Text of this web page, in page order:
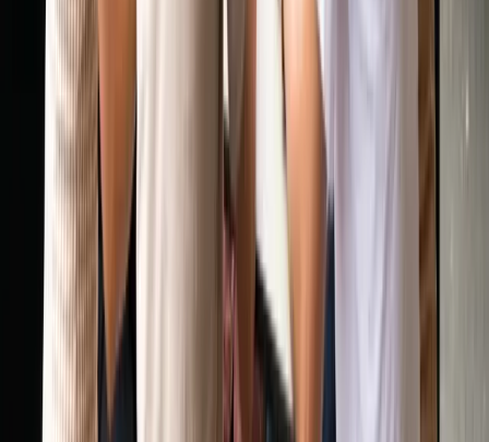
Âm nhạc 05/07/2026
Học nhạc cụ cho con ở Úc: Piano, violin, guitar
Cách tìm giáo viên dạy nhạc uy tín và chi phí học nhạc cụ phổ
biến cho trẻ em tại Úc.